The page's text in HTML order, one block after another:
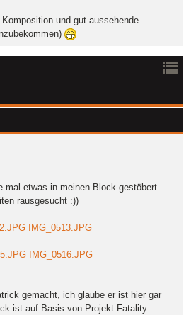
und gut aussehende
mal etwas in meinen Block gestöbert
rausgesucht :))
IMG_0513.JPG
IMG_0516.JPG
gemacht, ich glaube er ist hier gar
ist auf Basis von Projekt Fatality